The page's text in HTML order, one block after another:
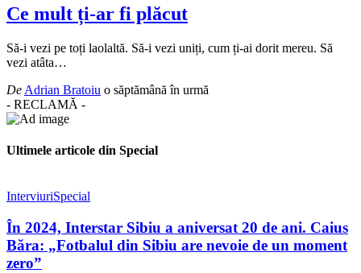
Ce mult ți-ar fi plăcut
Să-i vezi pe toți laolaltă. Să-i vezi uniți, cum ți-ai dorit mereu. Să
vezi atâta…
De Adrian Bratoiu o săptămână în urmă
- RECLAMĂ -
Ultimele articole din Special
InterviuriSpecial
În 2024, Interstar Sibiu a aniversat 20 de ani. Caius
Băra: „Fotbalul din Sibiu are nevoie de un moment
zero”